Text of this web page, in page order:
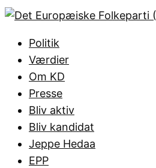
Politik
Værdier
Om KD
Presse
Bliv aktiv
Bliv kandidat
Jeppe Hedaa
EPP